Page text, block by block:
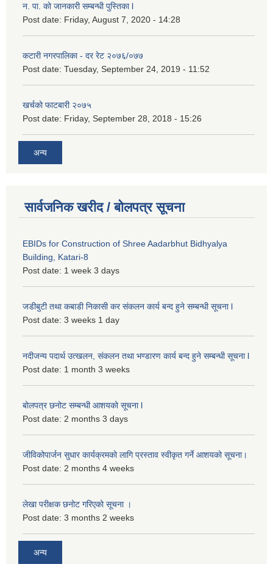
न. पा. को जानकारी सम्बन्धी पुस्तिका l
Post date: Friday, August 7, 2020 - 14:28
कटारी नगरपालिका - दर रेट २०७६/०७७
Post date: Tuesday, September 24, 2019 - 11:52
खर्चको फाटबारी २०७५
Post date: Friday, September 28, 2018 - 15:26
अन्य
सार्वजनिक खरीद / बोलपत्र सूचना
EBIDs for Construction of Shree Aadarbhut Bidhyalya
Building, Katari-8
Post date: 1 week 3 days
जडीबुटी तथा कबाडी निकासी कर संकलन कार्य बन्द हुने सम्बन्धी सूचना l
Post date: 3 weeks 1 day
नदीजन्य पदार्थ उत्खलन, संकलन तथा भण्डारण कार्य बन्द हुने सम्बन्धी सूचना l
Post date: 1 month 3 weeks
बोलपत्र छनोट सम्बन्धी आशयको सूचना l
Post date: 2 months 3 days
जीविकोपार्जन सुधार कार्यक्रमको लागि प्रस्ताव स्वीकृत गर्ने आशयको सूचना।
Post date: 2 months 4 weeks
लेखा परीक्षक छनोट गरिएको सूचना ।
Post date: 3 months 2 weeks
अन्य